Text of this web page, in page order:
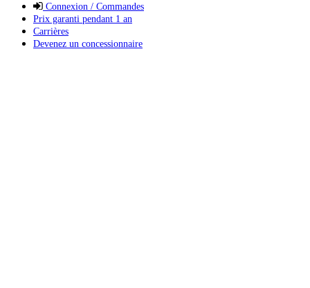
Connexion / Commandes
Prix garanti pendant 1 an
Carrières
Devenez un concessionnaire